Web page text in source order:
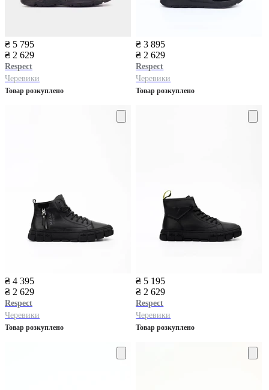
₴ 5 795
₴ 2 629
Respect
Черевики
Товар розкуплено
₴ 3 895
₴ 2 629
Respect
Черевики
Товар розкуплено
₴ 4 395
₴ 2 629
Respect
Черевики
Товар розкуплено
₴ 5 195
₴ 2 629
Respect
Черевики
Товар розкуплено